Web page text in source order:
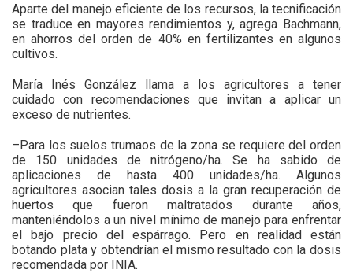
Aparte del manejo eficiente de los recursos, la tecnificación
se traduce en mayores rendimientos y, agrega Bachmann,
en ahorros del orden de 40% en fertilizantes en algunos
cultivos.
María Inés González llama a los agricultores a tener
cuidado con recomendaciones que invitan a aplicar un
exceso de nutrientes.
–Para los suelos trumaos de la zona se requiere del orden
de 150 unidades de nitrógeno/ha. Se ha sabido de
aplicaciones de hasta 400 unidades/ha. Algunos
agricultores asocian tales dosis a la gran recuperación de
huertos que fueron maltratados durante años,
manteniéndolos a un nivel mínimo de manejo para enfrentar
el bajo precio del espárrago. Pero en realidad están
botando plata y obtendrían el mismo resultado con la dosis
recomendada por INIA.